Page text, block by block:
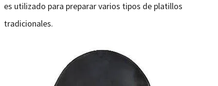
es utilizado para preparar varios tipos de platillos
tradicionales.